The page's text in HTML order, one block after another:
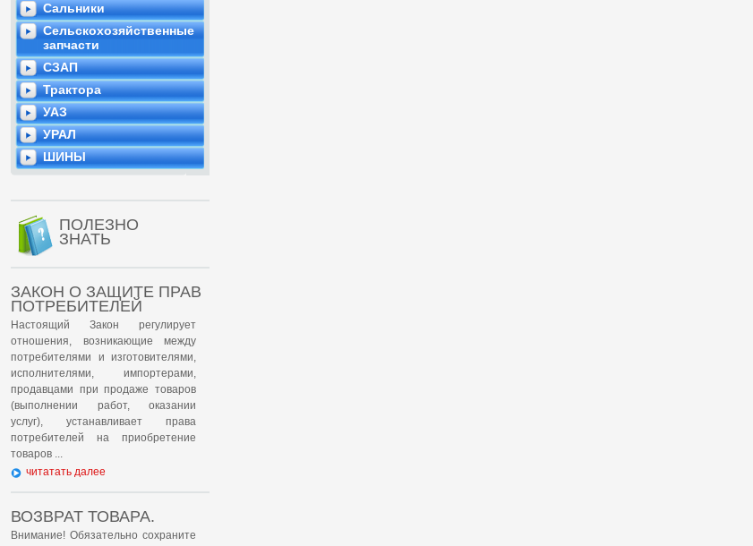
Сальники
Сельскохозяйственные
запчасти
СЗАП
Трактора
УАЗ
УРАЛ
ШИНЫ
ПОЛЕЗНО
ЗНАТЬ
ЗАКОН О ЗАЩИТЕ ПРАВ
ПОТРЕБИТЕЛЕЙ
Настоящий Закон регулирует
отношения, возникающие между
потребителями и изготовителями,
исполнителями, импортерами,
продавцами при продаже товаров
(выполнении работ, оказании
услуг), устанавливает права
потребителей на приобретение
товаров ...
читатать далее
ВОЗВРАТ ТОВАРА.
Внимание! Обязательно сохраните